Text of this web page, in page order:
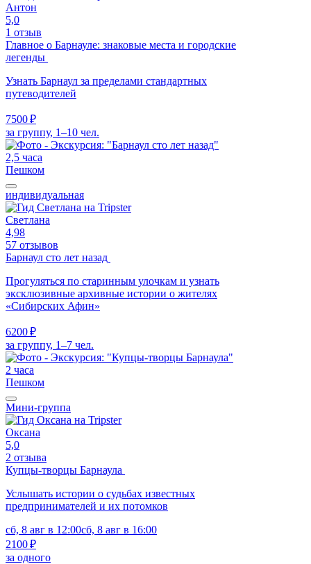
Антон
5,0
1 отзыв
Главное о Барнауле: знаковые места и городские
легенды
Узнать Барнаул за пределами стандартных
путеводителей
7500 ₽
за группу, 1–10 чел.
2,5 часа
Пешком
индивидуальная
Светлана
4,98
57 отзывов
Барнаул сто лет назад
Прогуляться по старинным улочкам и узнать
эксклюзивные архивные истории о жителях
«Сибирских Афин»
6200 ₽
за группу, 1–7 чел.
2 часа
Пешком
Мини-группа
Оксана
5,0
2 отзыва
Купцы-творцы Барнаула
Услышать истории о судьбах известных
предпринимателей и их потомков
сб, 8 авг в 12:00сб, 8 авг в 16:00
2100 ₽
за одного